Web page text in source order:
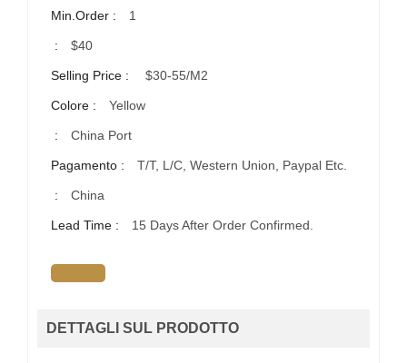
Min.Order : 1
: $40
Selling Price : $30-55/m2
Colore : Yellow
: China Port
Pagamento : T/T, L/C, Western Union, Paypal Etc.
: China
Lead Time : 15 Days After Order Confirmed.
DETTAGLI SUL PRODOTTO